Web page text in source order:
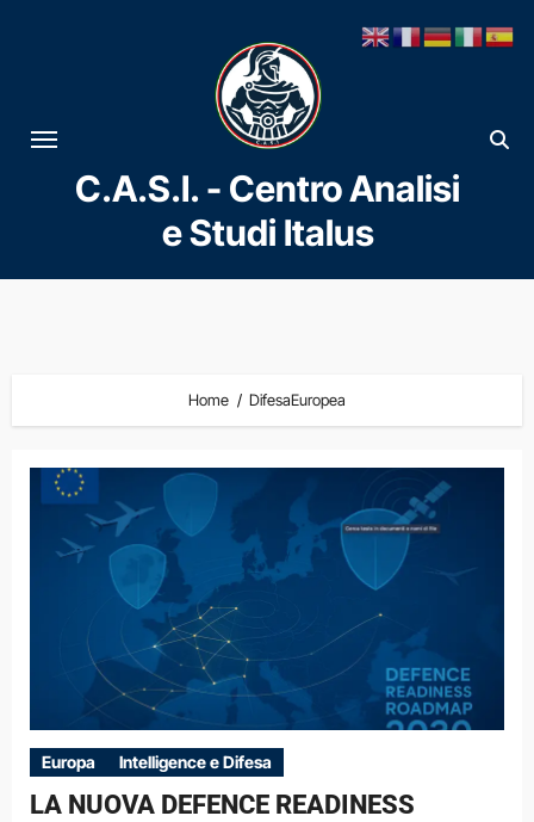
al
contenuto
C.A.S.I. - Centro Analisi
e Studi Italus
Home DifesaEuropea
Europa Intelligence e Difesa
LA NUOVA DEFENCE READINESS